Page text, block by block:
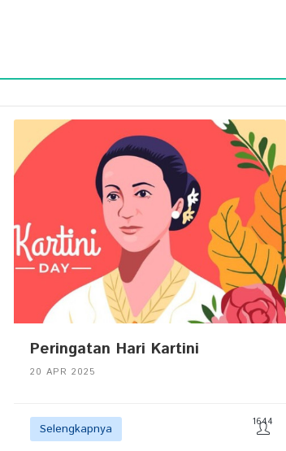
Peringatan Hari Kartini
20 APR 2025
Selengkapnya 1644